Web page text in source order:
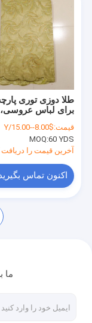
محصولات
درباره ما
تور کارخانه
کنترل کیفیت
با ما تماس بگیرید
اخبار
دکمه لباس
دوزی توری پارچه
طلا دوزی توری
برای لباس
قیمت:$8.00--15.00/Y
MOQ:60 YDS
آخرین قیمت را دریافت
اکنون تماس
ما